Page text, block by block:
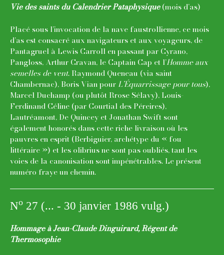
Vie des saints du Calendrier Pataphysique (mois d’as)
Placé sous l’invocation de la nave faustrollienne, ce mois
d’as est consacré aux navigateurs et aux voyageurs, de
Pantagruel à Lewis Carroll en passant par Cyrano,
Pangloss, Arthur Cravan, le Captain Cap et l’Homme aux
semelles de vent. Raymond Queneau (via saint
Chambernac), Boris Vian pourL’Équarrissage pour tous),
Marcel Duchamp (ou plutôt Rrose Sélavy), Louis-
Ferdinand Céline (par Courtial des Péreires),
Lautréamont, De Quincey et Jonathan Swift sont
également honorés dans cette riche livraison où les
pauvres en esprit (Berbiguier, archétype du « fou
littéraire ») et les olibrius ne sont pas oubliés, tant les
voies de la canonisation sont impénétrables. Le présent
numéro fraye un chemin.
No 27 (... - 30 janvier 1986 vulg.)
Hommage à Jean-Claude Dinguirard, Régent de
Thermosophie